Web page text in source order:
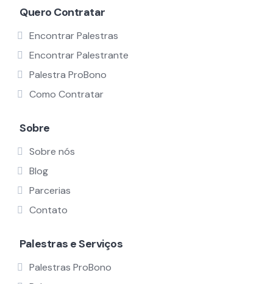
Quero Contratar
Encontrar Palestras
Encontrar Palestrante
Palestra ProBono
Como Contratar
Sobre
Sobre nós
Blog
Parcerias
Contato
Palestras e Serviços
Palestras ProBono